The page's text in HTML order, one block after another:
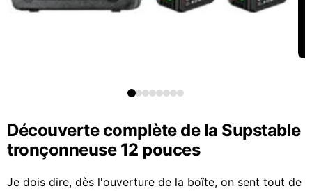
Découverte complète de la Supstable
tronçonneuse 12 pouces
Je dois dire, dès l'ouverture de la boîte, on sent tout de